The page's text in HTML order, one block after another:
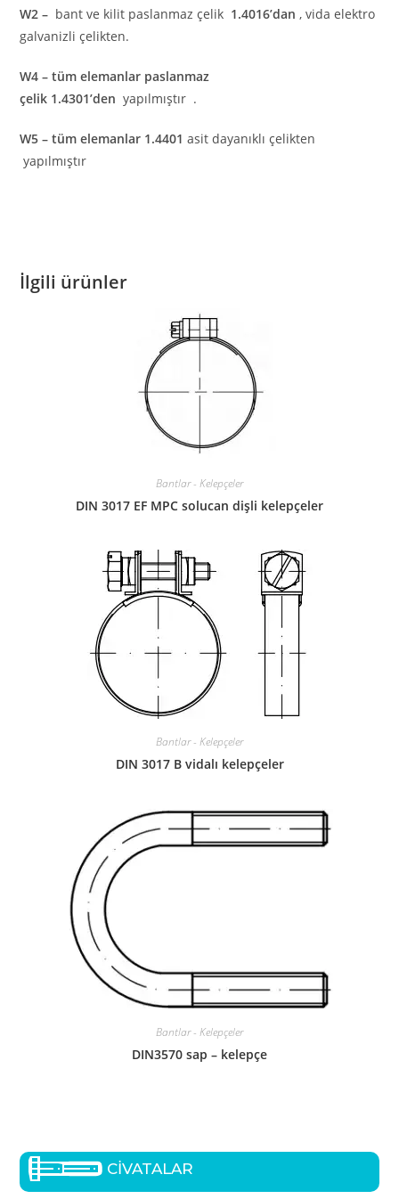
W2 – bant ve kilit paslanmaz çelik 1.4016’dan , vida elektro
galvanizli çelikten.
W4 – tüm elemanlar paslanmaz
çelik 1.4301’den yapılmıştır .
W5 – tüm elemanlar 1.4401 asit dayanıklı çelikten
yapılmıştır
İlgili ürünler
Bantlar - Kelepçeler
DIN 3017 EF MPC solucan dişli kelepçeler
Bantlar - Kelepçeler
DIN 3017 B vidalı kelepçeler
Bantlar - Kelepçeler
DIN3570 sap – kelepçe
CİVATALAR